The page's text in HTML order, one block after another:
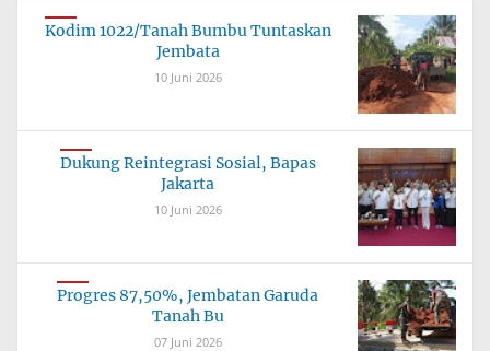
Kodim 1022/Tanah Bumbu Tuntaskan
Jembata
10 Juni 2026
Dukung Reintegrasi Sosial, Bapas
Jakarta
10 Juni 2026
Progres 87,50%, Jembatan Garuda
Tanah Bu
07 Juni 2026